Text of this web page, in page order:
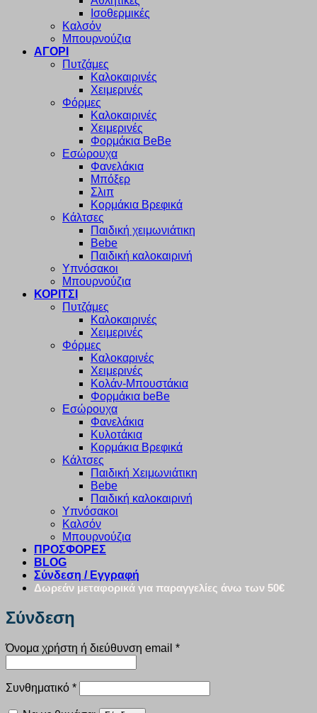
Ισοθερμικές
Καλσόν
Μπουρνούζια
ΑΓΟΡΙ
Πυτζάμες
Καλοκαιρινές
Χειμερινές
Φόρμες
Καλοκαιρινές
Χειμερινές
Φορμάκια BeBe
Εσώρουχα
Φανελάκια
Μπόξερ
Σλιπ
Κορμάκια Βρεφικά
Κάλτσες
Παιδική χειμωνιάτικη
Bebe
Παιδική καλοκαιρινή
Υπνόσακοι
Μπουρνούζια
ΚΟΡΙΤΣΙ
Πυτζάμες
Καλοκαιρινές
Χειμερινές
Φόρμες
Καλοκαρινές
Χειμερινές
Κολάν-Μπουστάκια
Φορμάκια beBe
Εσώρουχα
Φανελάκια
Κυλοτάκια
Κορμάκια Βρεφικά
Κάλτσες
Παιδική Χειμωνιάτικη
Bebe
Παιδική καλοκαιρινή
Υπνόσακοι
Καλσόν
Μπουρνούζια
ΠΡΟΣΦΟΡΕΣ
BLOG
Σύνδεση / Εγγραφή
Δωρεάν μεταφορικά για παραγγελίες άνω των 50€
Σύνδεση
Όνομα χρήστη ή διεύθυνση email *Απαιτείται
Συνθηματικό *Απαιτείται